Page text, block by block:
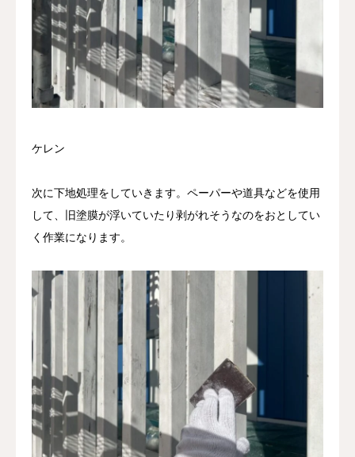
ケレン
次に下地処理をしていきます。ペーパーや道具などを使用
して、旧塗膜が浮いていたり剥がれそうなのをおとしてい
く作業になります。